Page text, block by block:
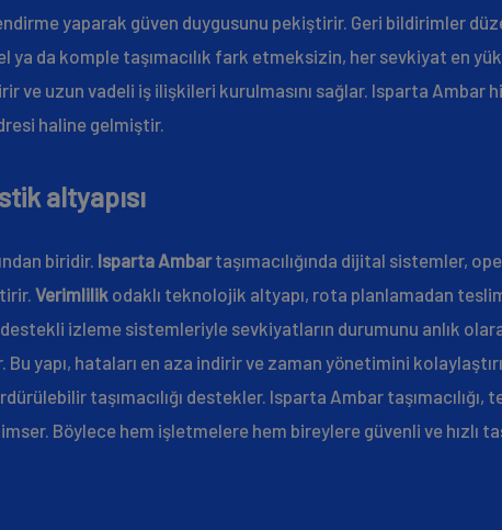
yaparak güven duygusunu pekiştirir. Geri bildirimler
ya da komple taşımacılık fark etmeksizin, her sevkiyat en
uzun vadeli iş ilişkileri kurulmasını sağlar. Isparta Ambar
haline gelmiştir.
altyapısı
biridir. Isparta Ambartaşımacılığında dijital sistemler,
Verimlilik odaklı teknolojik altyapı, rota planlamadan
izleme sistemleriyle sevkiyatların durumunu anlık
yapı, hataları en aza indirir ve zaman yönetimini
taşımacılığı destekler. Isparta Ambar taşımacılığı,
Böylece hem işletmelere hem bireylere güvenli ve hızlı